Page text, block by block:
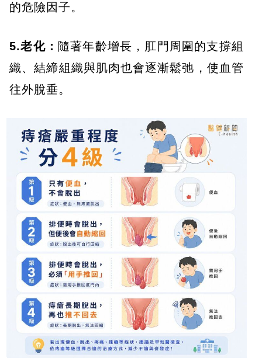
的危險因子。
5.老化： 隨著年齡增長，肛門周圍的支撐組
織、結締組織與肌肉也會逐漸鬆弛，使血管
往外脫垂。